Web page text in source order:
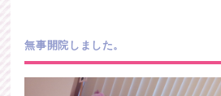
無事開院しました。